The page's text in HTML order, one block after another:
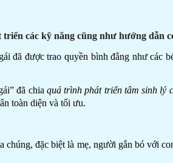
các kỹ năng cũng như hướng dẫn
đã được trao quyền bình đẳng như các
đã chia quá trình phát triển tâm sinh lý
toàn diện và tối ưu.
đặc biệt là mẹ, người gắn bó với